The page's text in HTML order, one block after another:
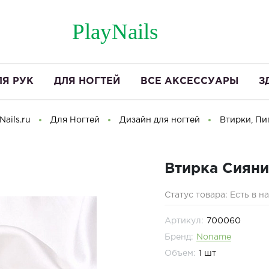
PlayNails
РУК ДЛЯ НОГТЕЙ ВСЕ АКСЕССУАРЫ
Для Ногтей Дизайн для ногтей Втирки,
Втирка
Статус товара: Есть в
Артикул: 700060
Бренд: Noname
Объем: 1 шт